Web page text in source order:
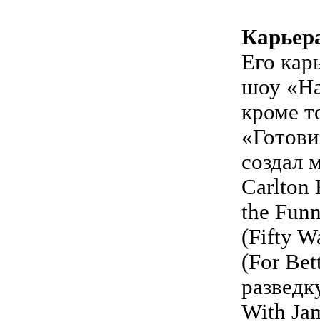
Его
шоу
кроме
создал
Carlton
the
(Fifty
(For
With